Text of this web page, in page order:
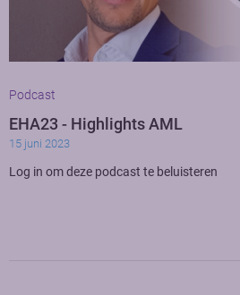
Podcast
EHA23 - Highlights AML
15 juni 2023
Log in om deze podcast te beluisteren